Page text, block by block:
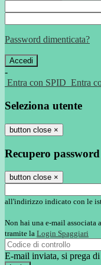
Password dimenticata?
-
Entra con SPID Entra
Seleziona utente
button close ×
Recupero password
button close ×
all'indirizzo indicato con le
Non hai una e-mail associata
tramite la Login Spaggiari
E-mail inviata, si prega